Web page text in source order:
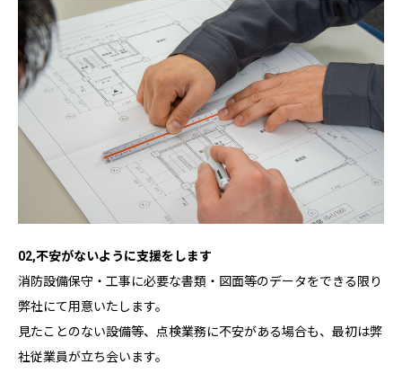
02,不安がないように支援をします
消防設備保守・工事に必要な書類・図面等のデータをできる限り
弊社にて用意いたします。
見たことのない設備等、点検業務に不安がある場合も、最初は弊
社従業員が立ち会います。